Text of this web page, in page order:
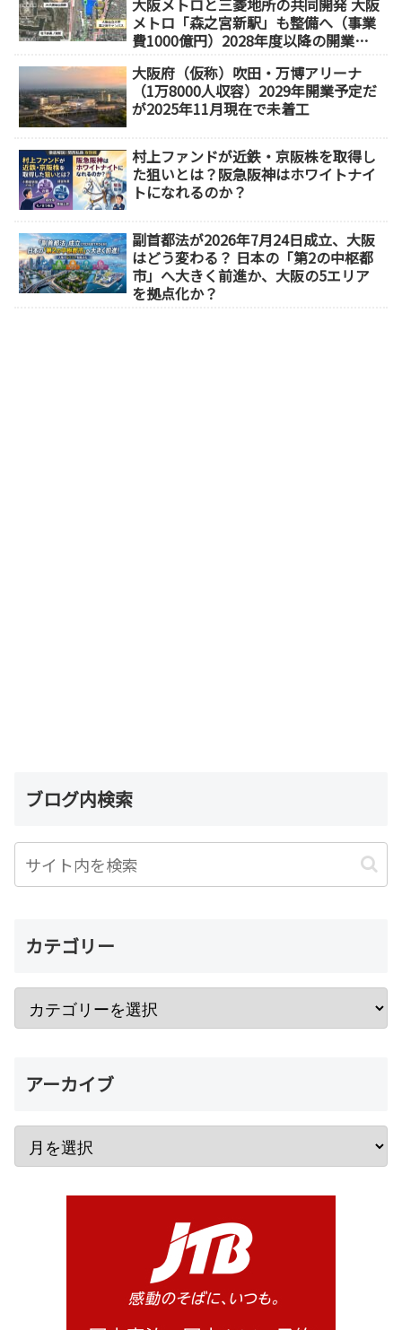
メトロ「森之宮新駅」も整備へ（事業
費1000億円）2028年度以降の開業
大阪府（仮称）吹田・万博アリーナ
（1万8000人収容）2029年開業予定だ
が2025年11月現在で未着工
村上ファンドが近鉄・京阪株を取得し
た狙いとは？阪急阪神はホワイトナイ
トになれるのか？
副首都法が2026年7月24日成立、大阪
はどう変わる？ 日本の「第2の中枢都
市」へ大きく前進か、大阪の5エリア
を拠点化か？
ブログ内検索
カテゴリー
アーカイブ